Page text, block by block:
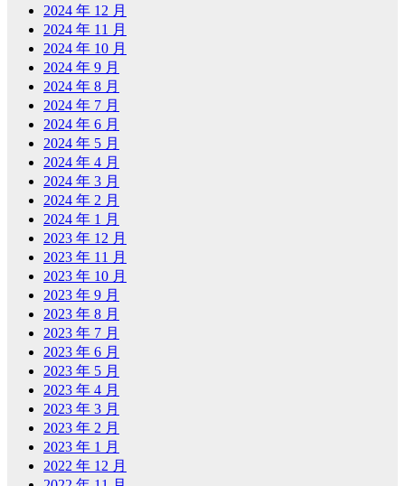
2024 年 12 月
2024 年 11 月
2024 年 10 月
2024 年 9 月
2024 年 8 月
2024 年 7 月
2024 年 6 月
2024 年 5 月
2024 年 4 月
2024 年 3 月
2024 年 2 月
2024 年 1 月
2023 年 12 月
2023 年 11 月
2023 年 10 月
2023 年 9 月
2023 年 8 月
2023 年 7 月
2023 年 6 月
2023 年 5 月
2023 年 4 月
2023 年 3 月
2023 年 2 月
2023 年 1 月
2022 年 12 月